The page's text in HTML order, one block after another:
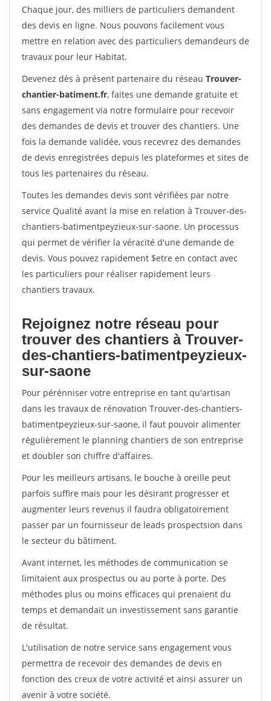
Chaque jour, des milliers de particuliers demandent
des devis en ligne. Nous pouvons facilement vous
mettre en relation avec des particuliers demandeurs de
travaux pour leur Habitat.
Devenez dès à présent partenaire du réseau Trouver-
chantier-batiment.fr, faites une demande gratuite et
sans engagement via notre formulaire pour recevoir
des demandes de devis et trouver des chantiers. Une
fois la demande validée, vous recevrez des demandes
de devis enregistrées depuis les plateformes et sites de
tous les partenaires du réseau.
Toutes les demandes devis sont vérifiées par notre
service Qualité avant la mise en relation à Trouver-des-
chantiers-batimentpeyzieux-sur-saone. Un processus
qui permet de vérifier la véracité d'une demande de
devis. Vous pouvez rapidement $etre en contact avec
les particuliers pour réaliser rapidement leurs
chantiers travaux.
Rejoignez notre réseau pour
trouver des chantiers à Trouver-
des-chantiers-batimentpeyzieux-
sur-saone
Pour pérénniser votre entreprise en tant qu'artisan
dans les travaux de rénovation Trouver-des-chantiers-
batimentpeyzieux-sur-saone, il faut pouvoir alimenter
régulièrement le planning chantiers de son entreprise
et doubler son chiffre d'affaires.
Pour les meilleurs artisans, le bouche à oreille peut
parfois suffire mais pour les désirant progresser et
augmenter leurs revenus il faudra obligatoirement
passer par un fournisseur de leads prospectsion dans
le secteur du bâtiment.
Avant internet, les méthodes de communication se
limitaient aux prospectus ou au porte à porte. Des
méthodes plus ou moins efficaces qui prenaient du
temps et demandait un investissement sans garantie
de résultat.
L'utilisation de notre service sans engagement vous
permettra de recevoir des demandes de devis en
fonction des creux de votre activité et ainsi assurer un
avenir à votre société.